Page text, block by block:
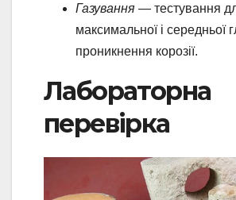
Газування — тестування
максимальної і середньої
проникнення корозії.
Лабораторна
перевірка